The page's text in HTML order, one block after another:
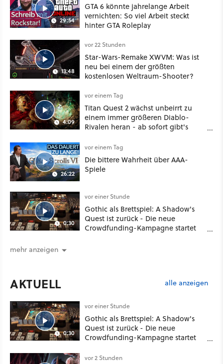
29:54
GTA 6 könnte jahrelange Arbeit
vernichten: So viel Arbeit steckt
hinter GTA Roleplay
13:48
vor 22 Stunden
Star-Wars-Remake XWVM: Was ist
neu bei einem der größten
kostenlosen Weltraum-Shooter?
4:09
vor einem Tag
Titan Quest 2 wächst unbeirrt zu
einem immer größeren Diablo-
Rivalen heran - ab sofort gibt's
Klasse
26:22
vor einem Tag
Die bittere Wahrheit über AAA-
Spiele
0:30
vor einer Stunde
Gothic als Brettspiel: A Shadow's
Quest ist zurück - Die neue
Crowdfunding-Kampagne startet
mehr anzeigen
AKTUELL alle anzeigen
0:30
vor einer Stunde
Gothic als Brettspiel: A Shadow's
Quest ist zurück - Die neue
Crowdfunding-Kampagne startet
vor 2 Stunden